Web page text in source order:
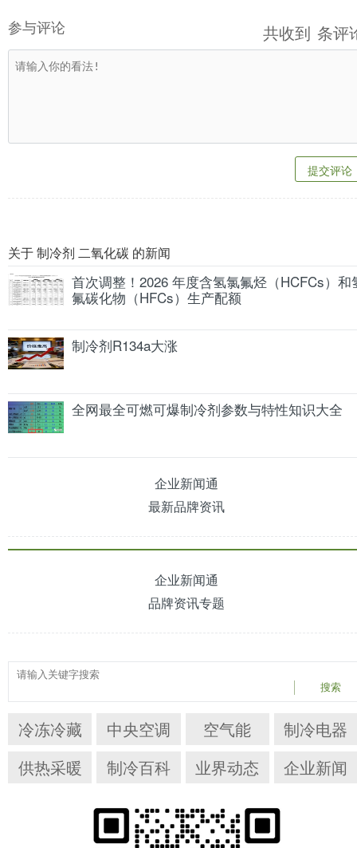
参与评论 共收到 条评
提交评论
关于 制冷剂 二氧化碳 的新闻
首次调整！2026 年度含氢氯氟烃（HCFCs）和
氟碳化物（HFCs）生产配额
制冷剂R134a大涨
全网最全可燃可爆制冷剂参数与特性知识大全
企业新闻通
最新品牌资讯
企业新闻通
品牌资讯专题
搜索
冷冻冷藏 中央空调 空气能
制冷电器
供热采暖
制冷百科 业界动态 企业新闻